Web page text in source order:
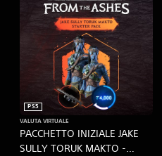
PACCHETTO INIZIALE JAKE
SULLY TORUK MAKTO -
PS5
VALUTA VIRTUALE